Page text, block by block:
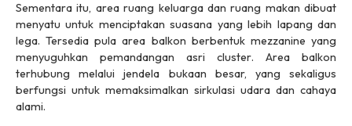
Sementara itu, area ruang keluarga dan ruang makan dibuat
menyatu untuk menciptakan suasana yang lebih lapang dan
lega. Tersedia pula area balkon berbentuk mezzanineyang
menyuguhkan pemandangan asri cluster. Area balkon
terhubung melalui jendela bukaan besar, yang sekaligus
berfungsi untuk memaksimalkan sirkulasi udara dan cahaya
alami.